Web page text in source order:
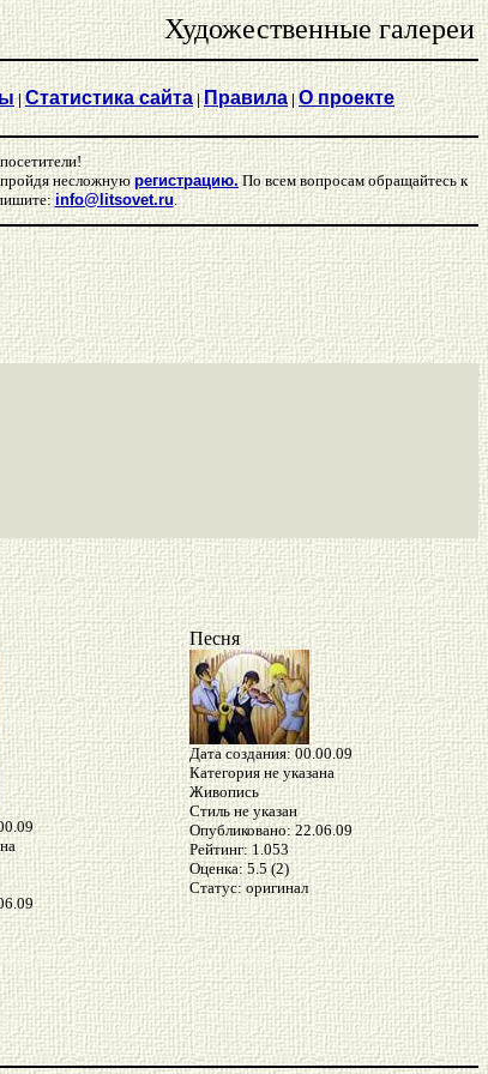
Художественные галереи
|Статистика сайта|Правила|О проекте
несложнуюрегистрацию.По всем вопросам обращайтесь к
info@litsovet.ru.
Песня
Дата создания: 00.00.09
Категория не указана
Живопись
Стиль не указан
Опубликовано: 22.06.09
Рейтинг: 1.053
Оценка: 5.5 (2)
Статус: оригинал